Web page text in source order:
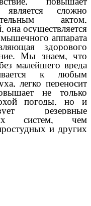
является сложно
актом,
осуществляется
аппарата
здорового
Мы знаем, что
малейшего вреда
к любым
легко переносит
не только
погоды, но и
резервные
систем, чем
и других